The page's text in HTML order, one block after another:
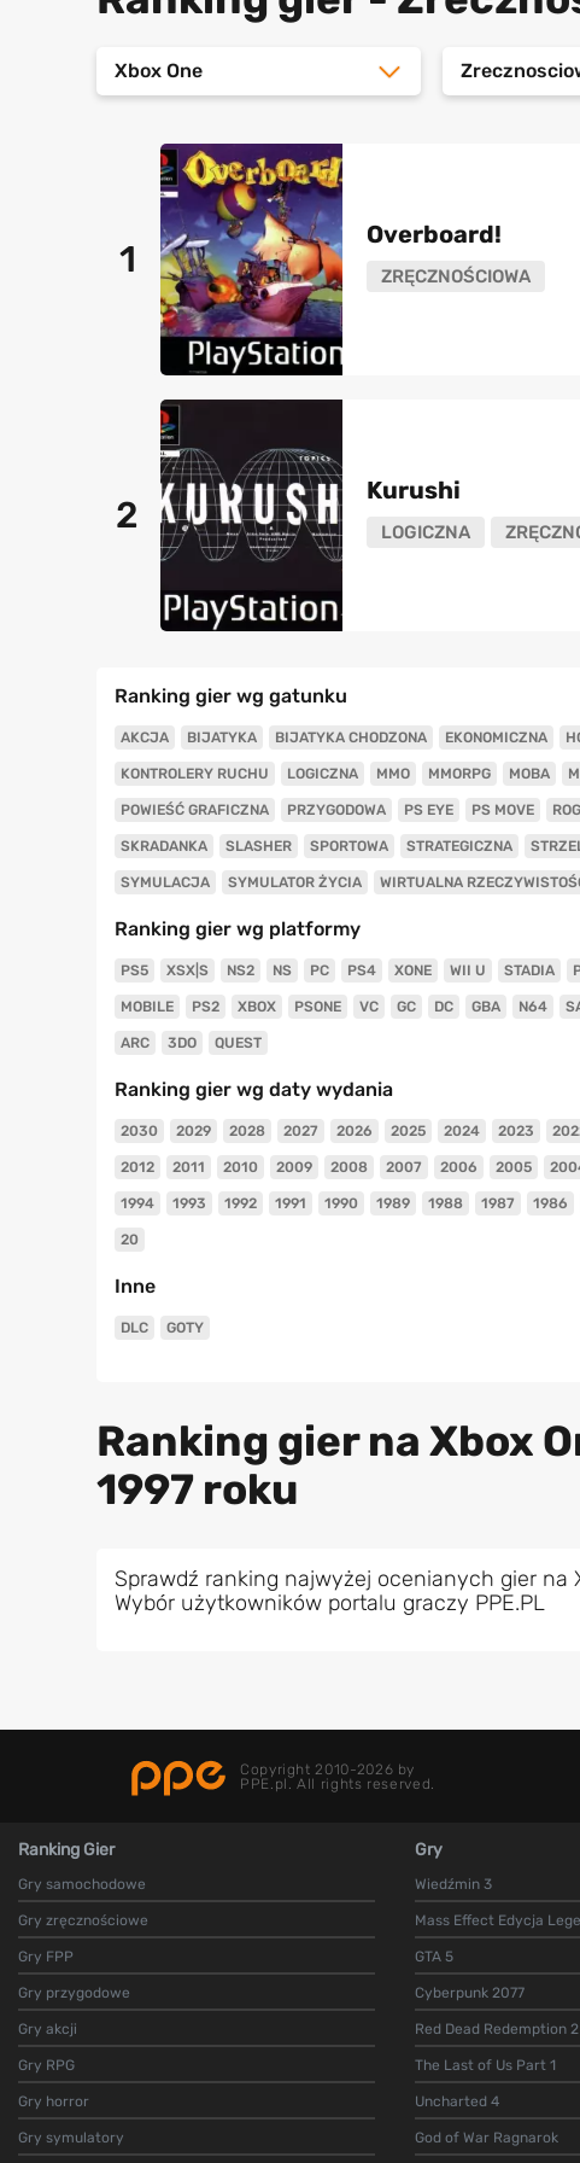
Xbox One
1
Overboard!
ZRĘCZNOŚCIOWA
2
Kurushi
LOGICZNA
Ranking gier wg gatunku
AKCJA BIJATYKA BIJATYKA CHODZONA EKONOMICZNA
KONTROLERY RUCHU LOGICZNA MMO MMORPG MOBA
POWIEŚĆ GRAFICZNA PRZYGODOWA PS EYE PS MOVE
SKRADANKA SLASHER SPORTOWA STRATEGICZNA
SYMULACJA SYMULATOR ŻYCIA WIRTUALNA
Ranking gier wg platformy
PS5 XSX|S NS2 NS PC PS4 XONE WII U STADIA
MOBILE PS2 XBOX PSONE VC GC DC GBA N64
ARC 3DO QUEST
Ranking gier wg daty wydania
2030 2029 2028 2027 2026 2025 2024 2023
2012 2011 2010 2009 2008 2007 2006 2005
1994 1993 1992 1991 1990 1989 1988 1987 1986
20
Inne
DLC GOTY
Ranking gier na Xbox
1997 roku
Sprawdź ranking najwyżej ocenianych gier na
Wybór użytkowników portalu graczy PPE.PL
Copyright 2010-2026 by
PPE.pl. All rights reserved.
Ranking Gier
Gry samochodowe
Gry zręcznościowe
Gry FPP
Gry przygodowe
Gry akcji
Gry RPG
Gry horror
Gry symulatory
Gry
Wiedźmin 3
Mass Effect Edycja
GTA 5
Cyberpunk 2077
Red Dead Redemption 2
The Last of Us Part 1
Uncharted 4
God of War Ragnarok